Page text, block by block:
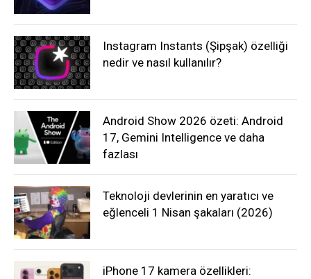
Instagram Instants (Şipşak) özelliği
nedir ve nasıl kullanılır?
Android Show 2026 özeti: Android
17, Gemini Intelligence ve daha
fazlası
Teknoloji devlerinin en yaratıcı ve
eğlenceli 1 Nisan şakaları (2026)
iPhone 17 kamera özellikleri: